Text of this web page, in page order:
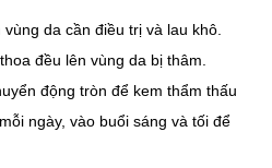
vùng da cần điều trị và lau khô.
đều lên vùng da bị thâm.
động tròn để kem thẩm thấu
ngày, vào buổi sáng và tối để